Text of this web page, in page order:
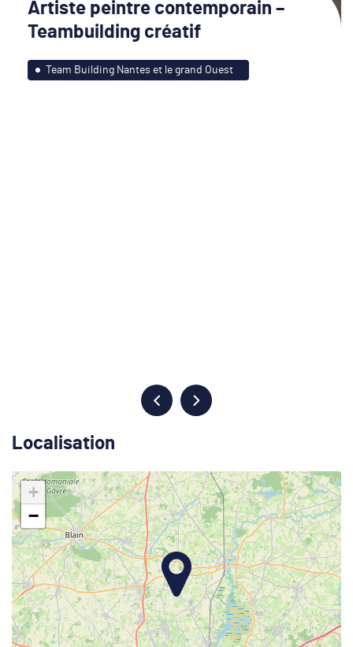
Artiste peintre contemporain –
Teambuilding créatif
Team Building Nantes et le grand Ouest
Localisation
+
−